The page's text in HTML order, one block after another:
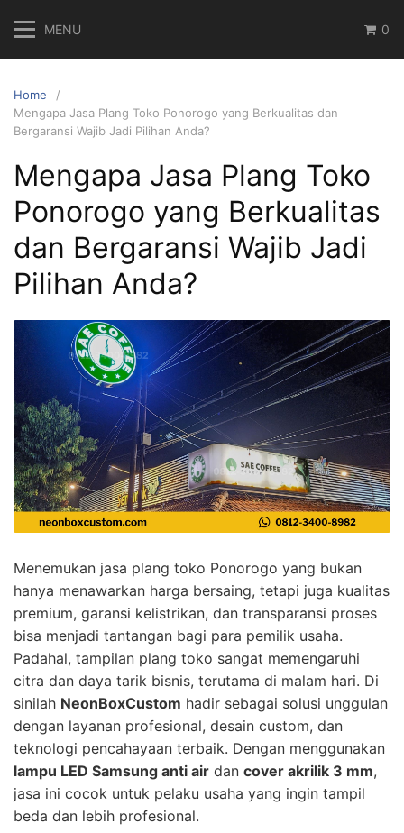
content
MENU 0
Home
Mengapa Jasa Plang Toko Ponorogo yang Berkualitas dan
Bergaransi Wajib Jadi Pilihan Anda?
Mengapa Jasa Plang Toko
Ponorogo yang Berkualitas
dan Bergaransi Wajib Jadi
Pilihan Anda?
Menemukan jasa plang toko Ponorogo yang bukan
hanya menawarkan harga bersaing, tetapi juga kualitas
premium, garansi kelistrikan, dan transparansi proses
bisa menjadi tantangan bagi para pemilik usaha.
Padahal, tampilan plang toko sangat memengaruhi
citra dan daya tarik bisnis, terutama di malam hari. Di
sinilah NeonBoxCustom hadir sebagai solusi unggulan
dengan layanan profesional, desain custom, dan
teknologi pencahayaan terbaik. Dengan menggunakan
lampu LED Samsung anti air dan cover akrilik 3 mm,
jasa ini cocok untuk pelaku usaha yang ingin tampil
beda dan lebih profesional.